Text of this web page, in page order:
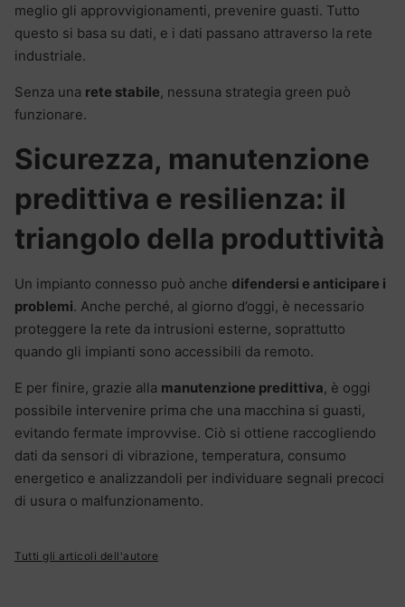
meglio gli approvvigionamenti, prevenire guasti. Tutto
questo si basa su dati, e i dati passano attraverso la rete
industriale.
Senza una rete stabile, nessuna strategia green può
funzionare.
Sicurezza, manutenzione
predittiva e resilienza: il
triangolo della produttività
Un impianto connesso può anche difendersi e anticipare i
problemi. Anche perché, al giorno d’oggi, è necessario
proteggere la rete da intrusioni esterne, soprattutto
quando gli impianti sono accessibili da remoto.
E per finire, grazie alla manutenzione predittiva, è oggi
possibile intervenire prima che una macchina si guasti,
evitando fermate improvvise. Ciò si ottiene raccogliendo
dati da sensori di vibrazione, temperatura, consumo
energetico e analizzandoli per individuare segnali precoci
di usura o malfunzionamento.
Tutti gli articoli dell'autore